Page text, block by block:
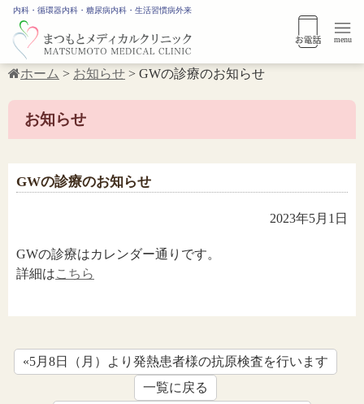
内科・循環器内科・糖尿病内科・生活習慣病外来
menu
ホーム > お知らせ > GWの診療のお知らせ
お知らせ
GWの診療のお知らせ
2023年5月1日
GWの診療はカレンダー通りです。
詳細はこちら
«5月8日（月）より発熱患者様の抗原検査を行います
一覧に戻る